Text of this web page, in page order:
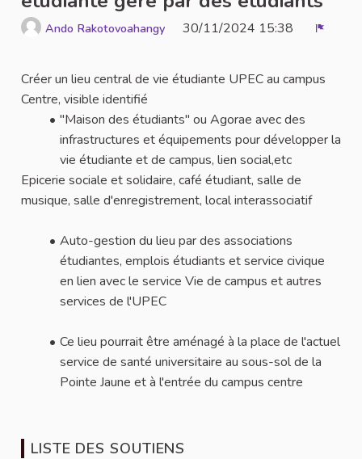
Ando Rakotovoahangy 30/11/2024 15:38
Créer un lieu central de vie étudiante UPEC au campus
Centre, visible identifié
"Maison des étudiants" ou Agorae avec des
infrastructures et équipements pour développer la
vie étudiante et de campus, lien social,etc
Epicerie sociale et solidaire, café étudiant, salle de
musique, salle d'enregistrement, local interassociatif
Auto-gestion du lieu par des associations
étudiantes, emplois étudiants et service civique
en lien avec le service Vie de campus et autres
services de l'UPEC
Ce lieu pourrait être aménagé à la place de l'actuel
service de santé universitaire au sous-sol de la
Pointe Jaune et à l'entrée du campus centre
LISTE DES SOUTIENS